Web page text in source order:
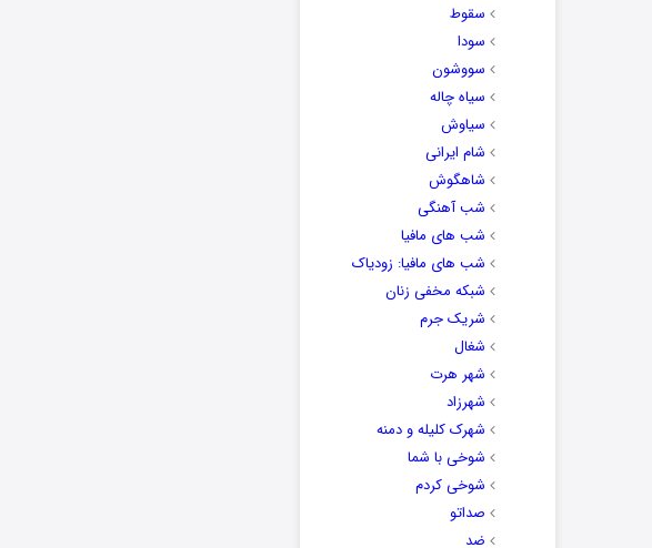
سقوط
سودا
سووشون
سیاه چاله
سیاوش
شام ایرانی
شاهگوش
شب آهنگی
شب های مافیا
شب های مافیا: زودیاک
شبکه مخفی زنان
شریک جرم
شغال
شهر هرت
شهرزاد
شهرک کلیله و دمنه
شوخی با شما
شوخی کردم
صداتو
ضد